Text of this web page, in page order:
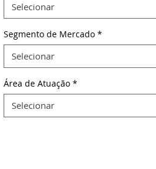
Selecionar
Segmento de Mercado *
Selecionar
Área de Atuação *
Selecionar